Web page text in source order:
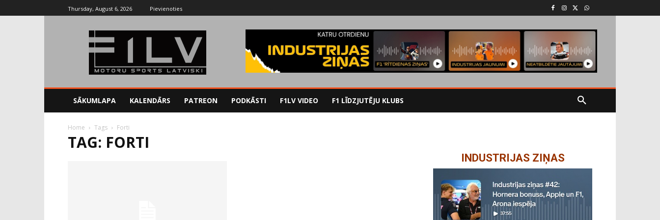
Thursday, August 6, 2026 Pievienoties
SĀKUMLAPA KALENDĀRS PATREON PODKĀSTI F1LV VIDEO F1 LĪDZJUTĒJU KLUBS
Home Tags Forti
TAG: FORTI
INDUSTRIJAS ZIŅAS